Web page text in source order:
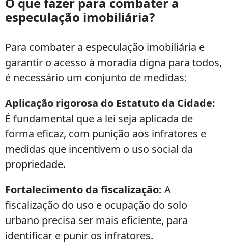
especulação imobiliária?
Para combater a especulação imobiliária e
garantir o acesso à moradia digna para todos,
é necessário um conjunto de medidas:
Aplicação rigorosa do Estatuto da Cidade:
É fundamental que a lei seja aplicada de
forma eficaz, com punição aos infratores e
medidas que incentivem o uso social da
propriedade.
Fortalecimento da fiscalização: A
fiscalização do uso e ocupação do solo
urbano precisa ser mais eficiente, para
identificar e punir os infratores.